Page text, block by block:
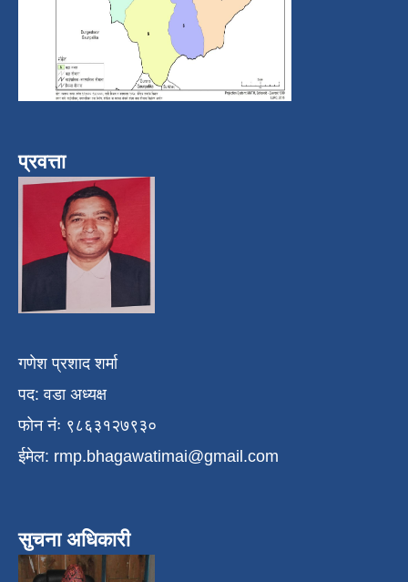
प्रवत्ता
गणेश प्रशाद शर्मा
पद: वडा अध्यक्ष
फोन नंः ९८६३१२७९३०
ईमेल: rmp.bhagawatimai@gmail.com
सुचना अधिकारी